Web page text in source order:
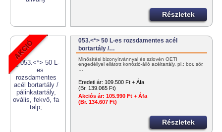
Részletek
053.<*> 50 L-es rozsdamentes acél
bortartály /…
Minősítési bizonyítvánnyal és szlovén OÉTI
engedéllyel ellátott korrózió-álló acéltartály, pl.: bor, sör,
…
Eredeti ár: 109.500 Ft + Áfa
(Br. 139.065 Ft)
Akciós ár: 105.990 Ft + Áfa
(Br. 134.607 Ft)
Részletek